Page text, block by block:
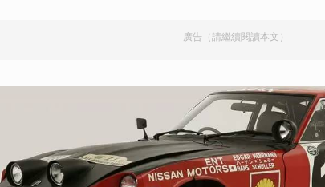
廣告（請繼續閱讀本文）